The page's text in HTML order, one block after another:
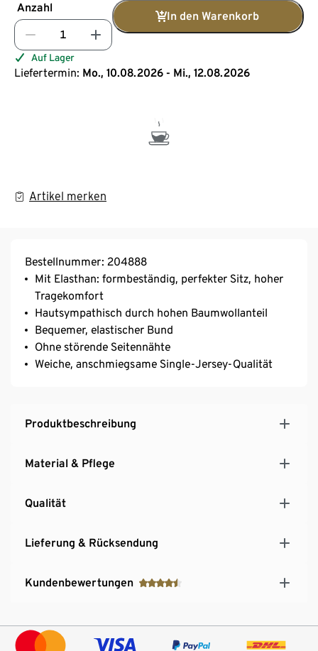
Anzahl
In den Warenkorb
Auf Lager
Liefertermin: Mo., 10.08.2026 - Mi., 12.08.2026
Artikel merken
Bestellnummer: 204888
Mit Elasthan: formbeständig, perfekter Sitz, hoher
Tragekomfort
Hautsympathisch durch hohen Baumwollanteil
Bequemer, elastischer Bund
Ohne störende Seitennähte
Weiche, anschmiegsame Single-Jersey-Qualität
Produktbeschreibung
Material & Pflege
Qualität
Lieferung & Rücksendung
Kundenbewertungen